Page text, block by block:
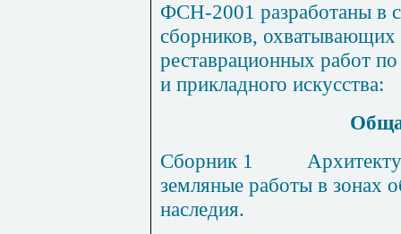
ФСН-2001 разработаны в
сборников,
реставрационных работ
и прикладного искусства:
Общ
Сборник 1 А
земляные работы в зонах
наследия.